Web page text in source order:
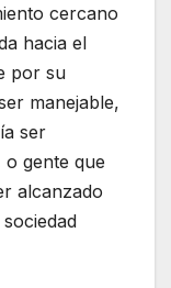
cercano
hacia el
por su
manejable,
ser
gente que
alcanzado